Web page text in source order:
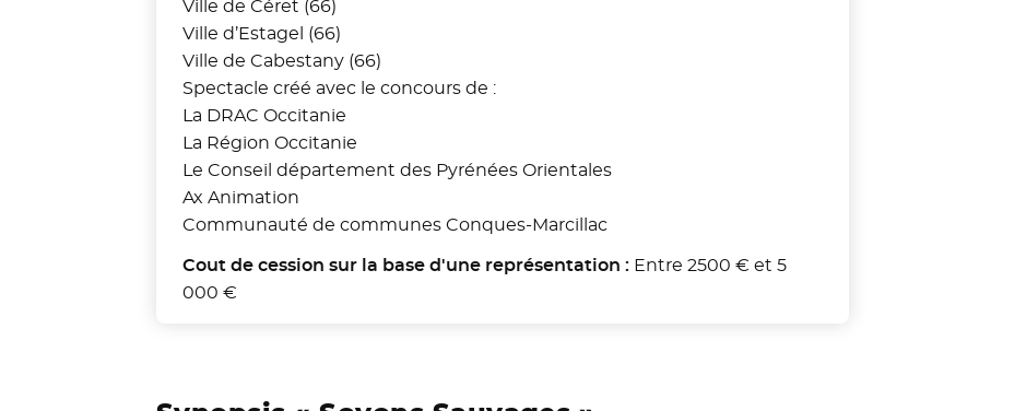
Ville de Céret (66)
Ville d’Estagel (66)
Ville de Cabestany (66)
Spectacle créé avec le concours de :
La DRAC Occitanie
La Région Occitanie
Le Conseil département des Pyrénées Orientales
Ax Animation
Communauté de communes Conques-Marcillac
Cout de cession sur la base d'une représentation : Entre 2500 € et 5
000 €